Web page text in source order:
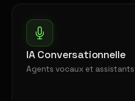
IA Conversationnelle
Agents vocaux et